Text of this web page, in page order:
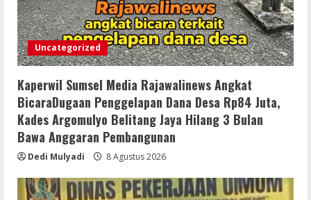
Uncategorized
Kaperwil Sumsel Media Rajawalinews Angkat
BicaraDugaan Penggelapan Dana Desa Rp84 Juta,
Kades Argomulyo Belitang Jaya Hilang 3 Bulan
Bawa Anggaran Pembangunan
Dedi Mulyadi 8 Agustus 2026